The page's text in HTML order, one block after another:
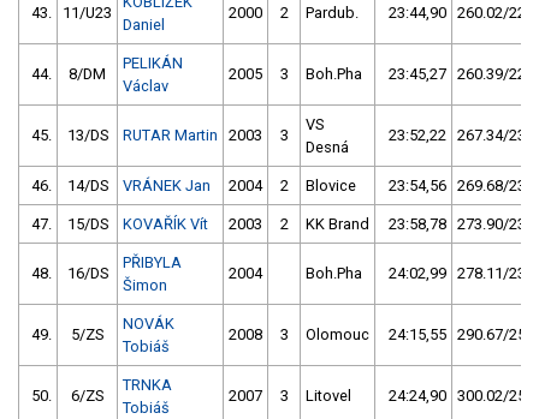
43. 11/U23
Daniel
2000 2 Pardub. 23:44,90 260.02/22,3
44. 8/DM
PELIKÁN
Václav
2005 3 Boh.Pha 23:45,27 260.39/22,4
45. 13/DS RUTAR Martin 2003 3
VS
Desná
23:52,22 267.34/23,0
46. 14/DS VRÁNEK Jan 2004 2 Blovice 23:54,56 269.68/23,2
47. 15/DS KOVAŘÍK Vít 2003 2 KK Brand 23:58,78 273.90/23,5
48. 16/DS
PŘIBYLA
Šimon
2004 Boh.Pha 24:02,99 278.11/23,9
49. 5/ZS
NOVÁK
Tobiáš
2008 3 Olomouc 24:15,55 290.67/25,0
50. 6/ZS
TRNKA
Tobiáš
2007 3 Litovel 24:24,90 300.02/25,8